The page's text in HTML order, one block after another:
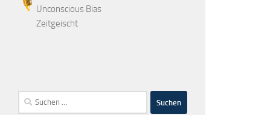
Unconscious Bias
Zeitgeischt